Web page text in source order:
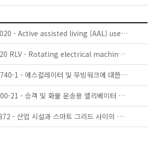
IEC TS 63134:2020 - Active assisted living (AAL) use cases
IEC 60034-5:2020 RLV - Rotating electrical machines - Part 5: Degrees of protection provided by the integral design of rotating electrical machines (IP code) - Classification
KS B ISO/TS 25740-1 - 에스컬레이터 및 무빙워크에 대한 안전요건 — 제1부: 세계공통 필수 안전요건(GESRs)
KS B ISO/TS 8100-21 - 승객 및 화물 운송용 엘리베이터 —제21부: 세계공통 필수안전요건(GESRs)을 충족하는 세계공통 안전 파라미터(GSPs)
KS C IEC TS 62872 - 산업 시설과 스마트 그리드 사이의 산업 공정 측정, 제어 및 자동화 시스템 인터페이스